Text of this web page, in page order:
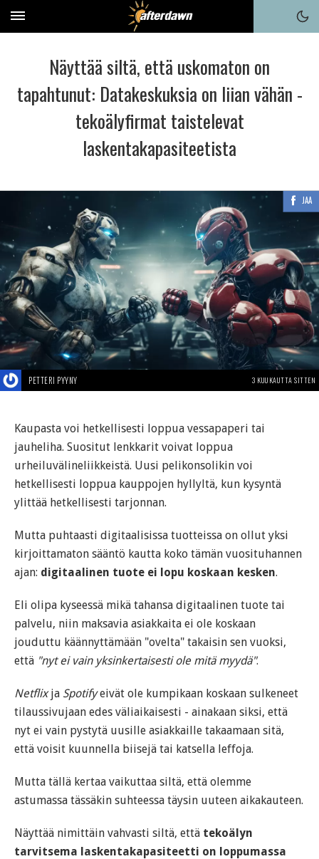
Näyttää siltä, että uskomaton on
tapahtunut: Datakeskuksia on liian vähän -
tekoälyfirmat taistelevat
laskentakapasiteetista
JAA
PETTERI PYYNY 3 KUUKAUTTA SITTEN
Kaupasta voi hetkellisesti loppua vessapaperi tai
jauheliha. Suositut lenkkarit voivat loppua
urheiluvälineliikkeistä. Uusi pelikonsolikin voi
hetkellisesti loppua kauppojen hyllyltä, kun kysyntä
ylittää hetkellisesti tarjonnan.
Mutta puhtaasti digitaalisissa tuotteissa on ollut yksi
kirjoittamaton sääntö kautta koko tämän vuosituhannen
ajan: digitaalinen tuote ei lopu koskaan kesken.
Eli olipa kyseessä mikä tahansa digitaalinen tuote tai
palvelu, niin maksavia asiakkaita ei ole koskaan
jouduttu käännyttämään "ovelta" takaisin sen vuoksi,
että "nyt ei vain yksinkertaisesti ole mitä myydä".
Netflixja Spotifyeivät ole kumpikaan koskaan sulkeneet
tilaussivujaan edes väliaikaisesti - ainakaan siksi, että
nyt ei vain pystytä uusille asiakkaille takaamaan sitä,
että voisit kuunnella biisejä tai katsella leffoja.
Mutta tällä kertaa vaikuttaa siltä, että olemme
astumassa tässäkin suhteessa täysin uuteen aikakauteen.
Näyttää nimittäin vahvasti siltä, että tekoälyn
tarvitsema laskentakapasiteetti on loppumassa